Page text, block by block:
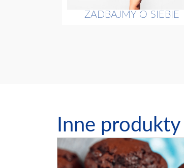
ZADBAJMY O SIEBIE
Inne produkty